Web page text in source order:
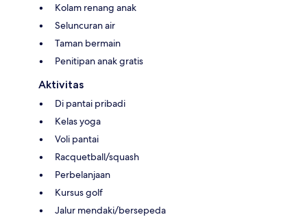
Kolam renang anak
Seluncuran air
Taman bermain
Penitipan anak gratis
Aktivitas
Di pantai pribadi
Kelas yoga
Voli pantai
Racquetball/squash
Perbelanjaan
Kursus golf
Jalur mendaki/bersepeda